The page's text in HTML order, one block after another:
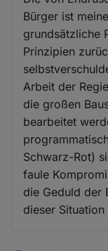
Bürger ist
grundsätzliche
Prinzipien
Arbeit der
die großen
bearbeitet
Schwarz-Rot)
faule
die Geduld der
dieser